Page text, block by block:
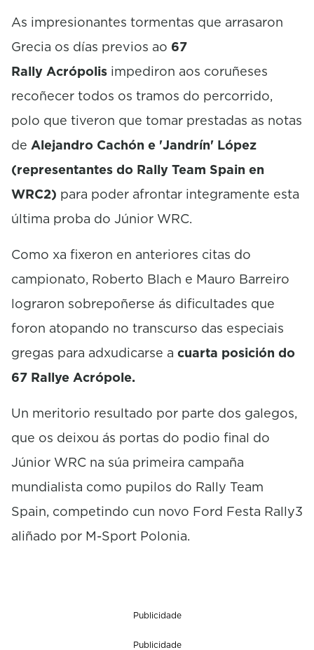
As impresionantes tormentas que arrasaron
Grecia os días previos ao 67
Rally Acrópolis impediron aos coruñeses
recoñecer todos os tramos do percorrido,
polo que tiveron que tomar prestadas as notas
de Alejandro Cachón e 'Jandrín' López
(representantes do Rally Team Spain en
WRC2) para poder afrontar integramente esta
última proba do Júnior WRC.
Como xa fixeron en anteriores citas do
campionato, Roberto Blach e Mauro Barreiro
lograron sobrepoñerse ás dificultades que
foron atopando no transcurso das especiais
gregas para adxudicarse a cuarta posición do
67 Rallye Acrópole.
Un meritorio resultado por parte dos galegos,
que os deixou ás portas do podio final do
Júnior WRC na súa primeira campaña
mundialista como pupilos do Rally Team
Spain, competindo cun novo Ford Festa Rally3
aliñado por M-Sport Polonia.
Publicidade
Publicidade